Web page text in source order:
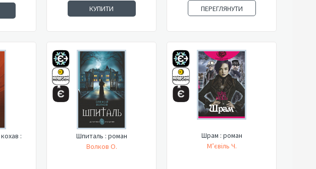
КУПИТИ ПЕРЕГЛЯНУТИ
:
Шпиталь : роман
Волков О.
Шрам : роман
М’євіль Ч.